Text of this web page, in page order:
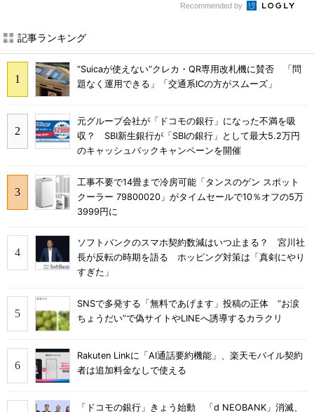
Recommended by
記事ランキング
“Suicaが使えない”クレカ・QR専用改札機に賛否 「問
題なく運用できる」「交通系ICの方がスムーズ」
元グループ会社が「ドコモの銀行」になった不満を吸
収？ SBI新生銀行が「SBIの銀行」として最大5.2万円
のキャッシュバックキャンペーンを開催
工事不要で14畳まで冷房可能「タンスのゲン スポット
クーラー 79800020」がタイムセールで10％オフの5万
3999円に
ソフトバンクのスマホ契約数減はいつ止まる？ 宮川社
長が反転の時期を語る ホッピング対策は「真剣にやり
すぎた」
SNSで多発する「無料であげます」投稿の正体 “お涙
ちょうだい”で偽サイトやLINEへ誘導するカラクリ
Rakuten Linkに「AI通話要約機能」、楽天モバイル契約
者は追加料金なしで使える
「ドコモの銀行」きょう始動 「d NEOBANK」消滅、